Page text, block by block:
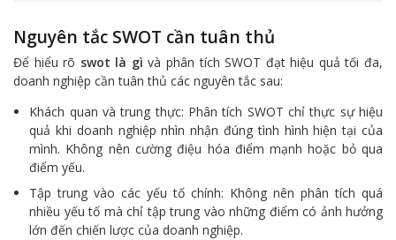
Nguyên tắc SWOT cần tuân thủ
Để hiểu rõ swot là gì và phân tích SWOT đạt hiệu quả tối đa,
doanh nghiệp cần tuân thủ các nguyên tắc sau:
Khách quan và trung thực: Phân tích SWOT chỉ thực sự hiệu
quả khi doanh nghiệp nhìn nhận đúng tình hình hiện tại của
mình. Không nên cường điệu hóa điểm mạnh hoặc bỏ qua
điểm yếu.
Tập trung vào các yếu tố chính: Không nên phân tích quá
nhiều yếu tố mà chỉ tập trung vào những điểm có ảnh hưởng
lớn đến chiến lược của doanh nghiệp.